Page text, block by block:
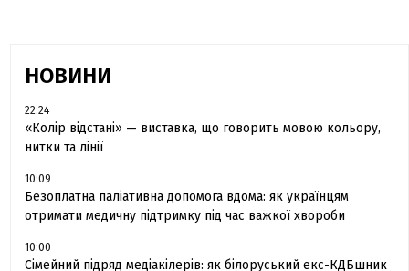
НОВИНИ
22:24
«Колір відстані» — виставка, що говорить мовою кольору,
нитки та лінії
10:09
Безоплатна паліативна допомога вдома: як українцям
отримати медичну підтримку під час важкої хвороби
10:00
Сімейний підряд медіакілерів: як білоруський екс-КДБшник